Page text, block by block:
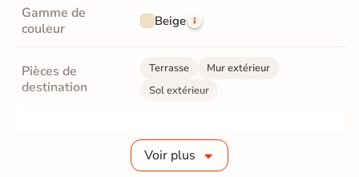
Gamme de
couleur
Beige
Pièces de
destination
Terrasse
Mur extérieur
Sol extérieur
10 mm
Voir plus